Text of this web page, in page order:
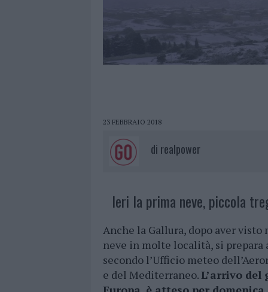
23 FEBBRAIO 2018
di realpower
Ieri la prima neve, piccola
Anche la Gallura, dopo aver
neve in molte località, si prepara
secondo l’Ufficio meteo
e del Mediterraneo.L’arrivo del